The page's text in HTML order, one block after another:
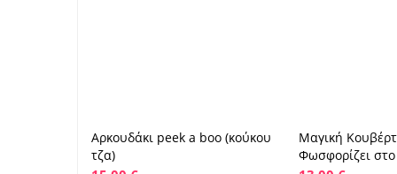
Προσθήκη στο καλάθι
Αρκουδάκι peek a boo (κούκου
τζα)
Μαγική
Φωσφορίζει στο